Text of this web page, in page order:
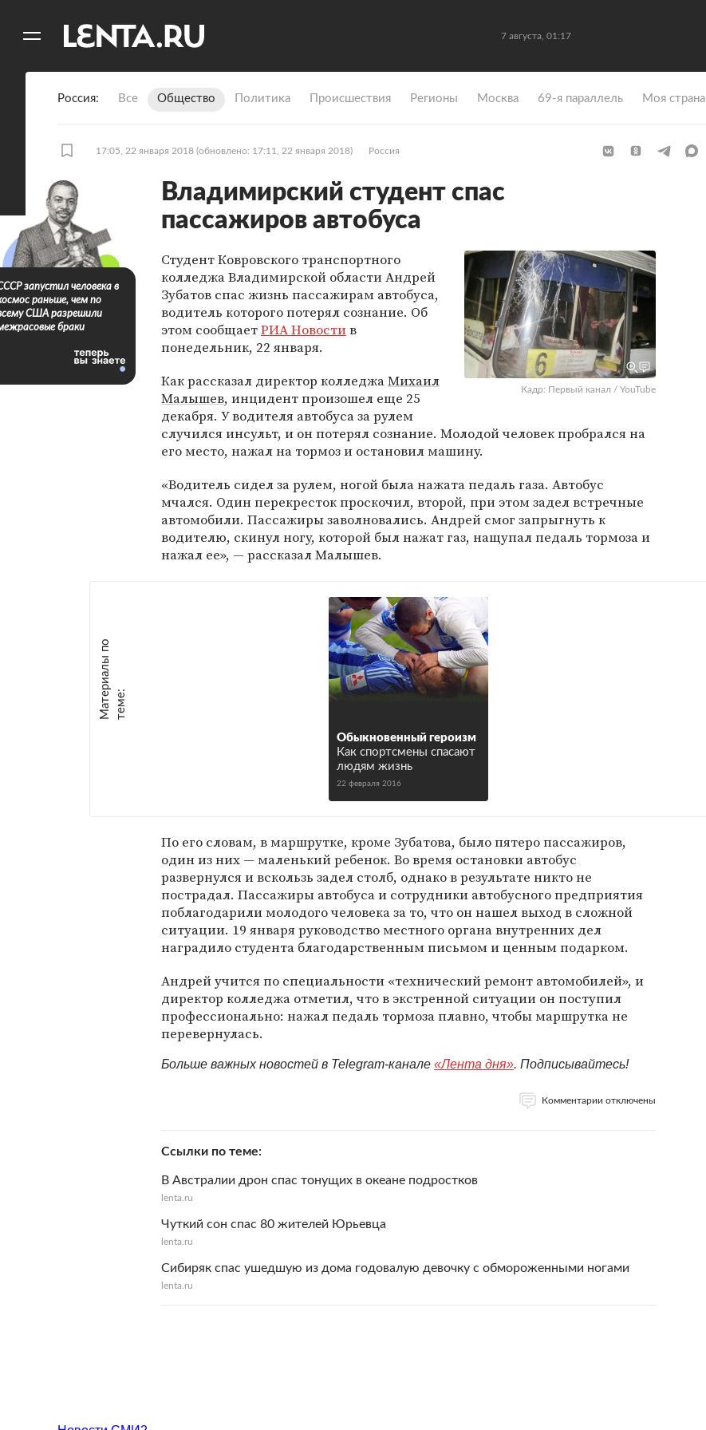
7 августа, 01:17
Россия Все Общество Политика Происшествия Регионы Москва 69-я параллель Моя страна
17:05, 22 января 2018 (обновлено: 17:11, 22 января 2018) Россия
Владимирский студент спас
пассажиров автобуса
Кадр: Первый канал / YouTube
Студент Ковровского транспортного
колледжа Владимирской области Андрей
Зубатов спас жизнь пассажирам автобуса,
водитель которого потерял сознание. Об
этом сообщаетРИА Новостив
понедельник, 22 января.
Как рассказал директор колледжаМихаил
Малышев, инцидент произошел еще 25
декабря. У водителя автобуса за рулем
случился инсульт, и он потерял сознание. Молодой человек пробрался на
его место, нажал на тормоз и остановил машину.
«Водитель сидел за рулем, ногой была нажата педаль газа. Автобус
мчался. Один перекресток проскочил, второй, при этом задел встречные
автомобили. Пассажиры заволновались. Андрей смог запрыгнуть к
водителю, скинул ногу, которой был нажат газ, нащупал педаль тормоза и
нажал ее», — рассказал Малышев.
М
а
т е
р
и
а
л
ы
п
о
т
е
м
е :
Обыкновенный героизм
Как спортсмены спасают
людям жизнь
22 февраля 2016
По его словам, в маршрутке, кроме Зубатова, было пятеро пассажиров,
один из них — маленький ребенок. Во время остановки автобус
развернулся и вскользь задел столб, однако в результате никто не
пострадал. Пассажиры автобуса и сотрудники автобусного предприятия
поблагодарили молодого человека за то, что он нашел выход в сложной
ситуации. 19 января руководство местного органа внутренних дел
наградило студента благодарственным письмом и ценным подарком.
Андрей учится по специальности «технический ремонт автомобилей», и
директор колледжа отметил, что в экстренной ситуации он поступил
профессионально: нажал педаль тормоза плавно, чтобы маршрутка не
перевернулась.
Больше важных новостей в Telegram-канале «Лента дня». Подписывайтесь!
Комментарии отключены
Ссылки по теме
В Австралии дрон спас тонущих в океане подростков
lenta.ru
Чуткий сон спас 80 жителей Юрьевца
lenta.ru
Сибиряк спас ушедшую из дома годовалую девочку с обмороженными ногами
lenta.ru
запустил человека в
раньше, чем по
США разрешили
браки